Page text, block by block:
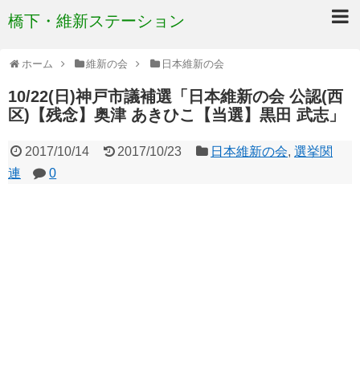
橋下・維新ステーション
ホーム 維新の会 日本維新の会
10/22(日)神戸市議補選「日本維新の会 公認(西
区)【残念】奥津 あきひこ【当選】黒田 武志」
2017/10/14 2017/10/23 日本維新の会,選挙関
連
0